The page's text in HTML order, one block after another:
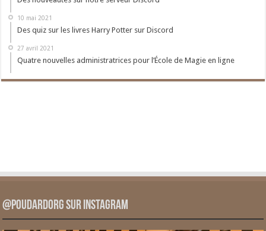
10 mai 2021
Des quiz sur les livres Harry Potter sur Discord
27 avril 2021
Quatre nouvelles administratrices pour l’École de Magie en ligne
@PoudardOrg sur Instagram